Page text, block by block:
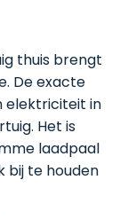
thuis brengt
De exacte
elektriciteit in
Het is
laadpaal
bij te houden